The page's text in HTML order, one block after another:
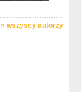
» wszyscy autorzy